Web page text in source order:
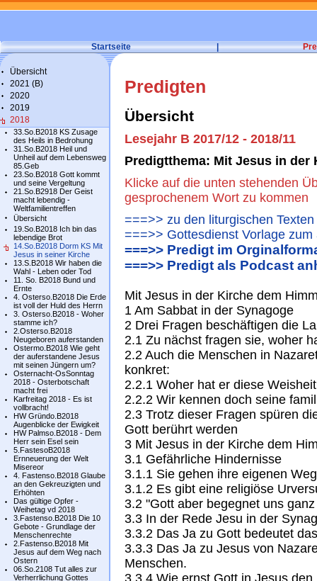
Startseite |
Übersicht
2021 (B)
2020
2019
2018
33.So.B2018 KS Zusage
des Heils in Bedrohung
31.So.B2018 Heil und
Unheil auf dem Lebensweg
85.Geb
23.So.B2018 Gott kommt
und seine Vergeltung
21.So.B2918 Der Geist
macht lebendig -
Weltfamilientreffen
Übersicht
19.So.B2018 Ich bin das
lebendige Brot
14.So.B2018 Dorm KS Mit
Jesus in seiner Kirche
13.S.B2018 Wir haben die
Wahl - Leben oder Tod
11. So. B2018 Bund und
Ernte
4. Osterso.B2018 Die Erde
ist voll der Huld des Herrn
3. Osterso.B2018 - Woher
stamme ich?
2.Osterso.B2018
Neugeboren auferstanden
Ostermo.B2018 Wie geht
der auferstandene Jesus
mit seinen Jüngern um?
Osternacht-OsSonntag
2018 - Osterbotschaft
macht frei
Karfreitag 2018 - Es ist
vollbracht!
HW Gründo.B2018
Augenblicke der Ewigkeit
HW Palmso.B2018 - Dem
Herr sein Esel sein
5.FastesoB2018
Ernneuerung der Welt
Misereor
4. Fastenso.B2018 Glaube
an den Gekreuzigten und
Erhöhten
Das gültige Opfer -
Weihetag vd 2018
3.Fastenso.B2018 Die 10
Gebote - Grundlage der
Menschenrechte
2.Fastenso.B2018 Mit
Jesus auf dem Weg nach
Ostern
06.So.2108 Tut alles zur
Verherrlichung Gottes
Predigten
Übersicht
Lesejahr B 2017/12 - 2018/11
Predigtthema: Mit Jesus in der
Klicke auf die unten stehenden
gesprochenem Wort zu kommen
===>> zu den liturgischen Texten
===>> Gottesdienst Vorlage
===>> Predigt im
===>> Predigt als Podcast
Mit Jesus in der Kirche dem
1 Am Sabbat in der Synagoge
2 Drei Fragen beschäftigen die
2.1 Zu nächst fragen sie, woher
2.2 Auch die Menschen in
konkret:
2.2.1 Woher hat er diese
2.2.2 Wir kennen doch seine
2.3 Trotz dieser Fragen spüren
Gott berührt werden
3 Mit Jesus in der Kirche dem
3.1 Gefährliche Hindernisse
3.1.1 Sie gehen ihre eigenen
3.1.2 Es gibt eine religiöse
3.2 "Gott aber begegnet uns
3.3 In der Rede Jesu in der
3.3.2 Das Ja zu Gott bedeutet
3.3.3 Das Ja zu Jesus von
Menschen.
3.3.4 Wie ernst Gott in Jesus